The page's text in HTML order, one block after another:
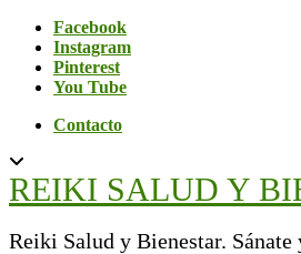
Skip
content
Social Facebook
Instagram
Pinterest
You Tube
Contacto
REIKI SALUD Y
Reiki Salud y Bienestar. Sánate